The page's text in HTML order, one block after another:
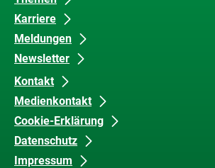
Karriere
Meldungen
Newsletter
Kontakt
Medienkontakt
Cookie-Erklärung
Datenschutz
Impressum